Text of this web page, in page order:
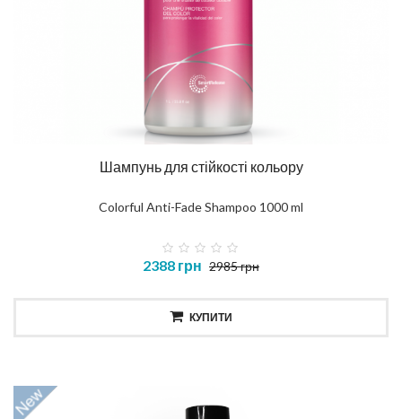
Шампунь для стійкості кольору
Colorful Anti-Fade Shampoo 1000 ml
2388 грн 2985 грн
КУПИТИ